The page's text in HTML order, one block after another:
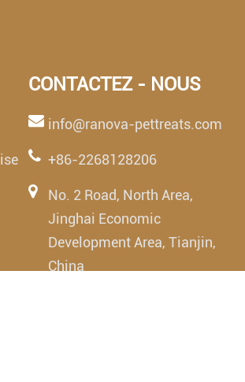
CONTACTEZ - NOUS
info@ranova-pettreats.com
+86-2268128206
No. 2 Road, North Area,
Jinghai Economic
Development Area, Tianjin,
China